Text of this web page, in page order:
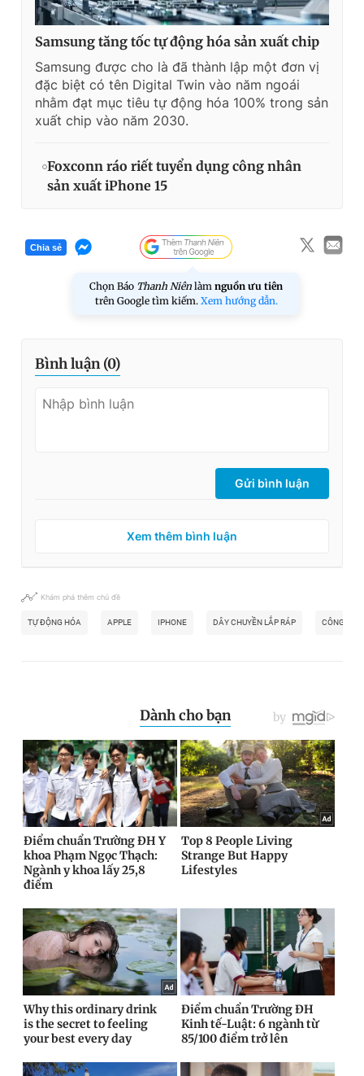
Samsung tăng tốc tự động hóa sản xuất chip
Samsung được cho là đã thành lập một đơn vị
đặc biệt có tên Digital Twin vào năm ngoái
nhằm đạt mục tiêu tự động hóa 100% trong sản
xuất chip vào năm 2030.
Foxconn ráo riết tuyển dụng công nhân
sản xuất iPhone 15
Chia sẻ
Chọn Báo Thanh Niên làm nguồn ưu tiên
trên Google tìm kiếm. Xem hướng dẫn.
Bình luận (0)
Gửi bình luận
Xem thêm bình luận
Khám phá thêm chủ đề
TỰ ĐỘNG HÓA APPLE IPHONE DÂY CHUYỀN LẮP RÁP CÔNG